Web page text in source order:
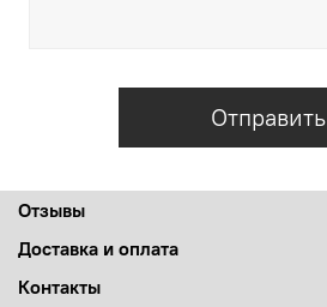
Отправить
Отзывы
Доставка и оплата
Контакты